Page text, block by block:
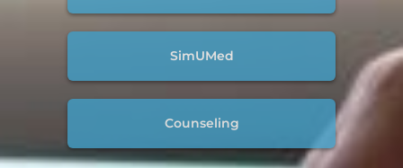
SimUMed
Counseling